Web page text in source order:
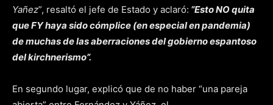
Yañez”, resaltó el jefe de Estado y aclaró: “Esto NO quita
que FY haya sido cómplice (en especial en pandemia)
de muchas de las aberraciones del gobierno espantoso
del kirchnerismo”.
En segundo lugar, explicó que de no haber “una pareja